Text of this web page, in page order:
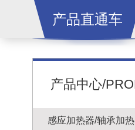
产品直通车
产品中心/
感应加热器/轴承加